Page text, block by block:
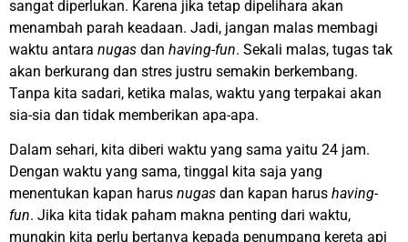
sangat diperlukan. Karena jika tetap dipelihara akan
menambah parah keadaan. Jadi, jangan malas membagi
waktu antara nugas dan having-fun. Sekali malas, tugas tak
akan berkurang dan stres justru semakin berkembang.
Tanpa kita sadari, ketika malas, waktu yang terpakai akan
sia-sia dan tidak memberikan apa-apa.
Dalam sehari, kita diberi waktu yang sama yaitu 24 jam.
Dengan waktu yang sama, tinggal kita saja yang
menentukan kapan harus nugas dan kapan harus having-
fun. Jika kita tidak paham makna penting dari waktu,
mungkin kita perlu bertanya kepada penumpang kereta api